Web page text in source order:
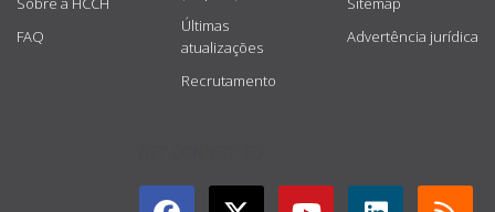
FAQ
Últimas
atualizações
Recrutamento
Advertência jurídica